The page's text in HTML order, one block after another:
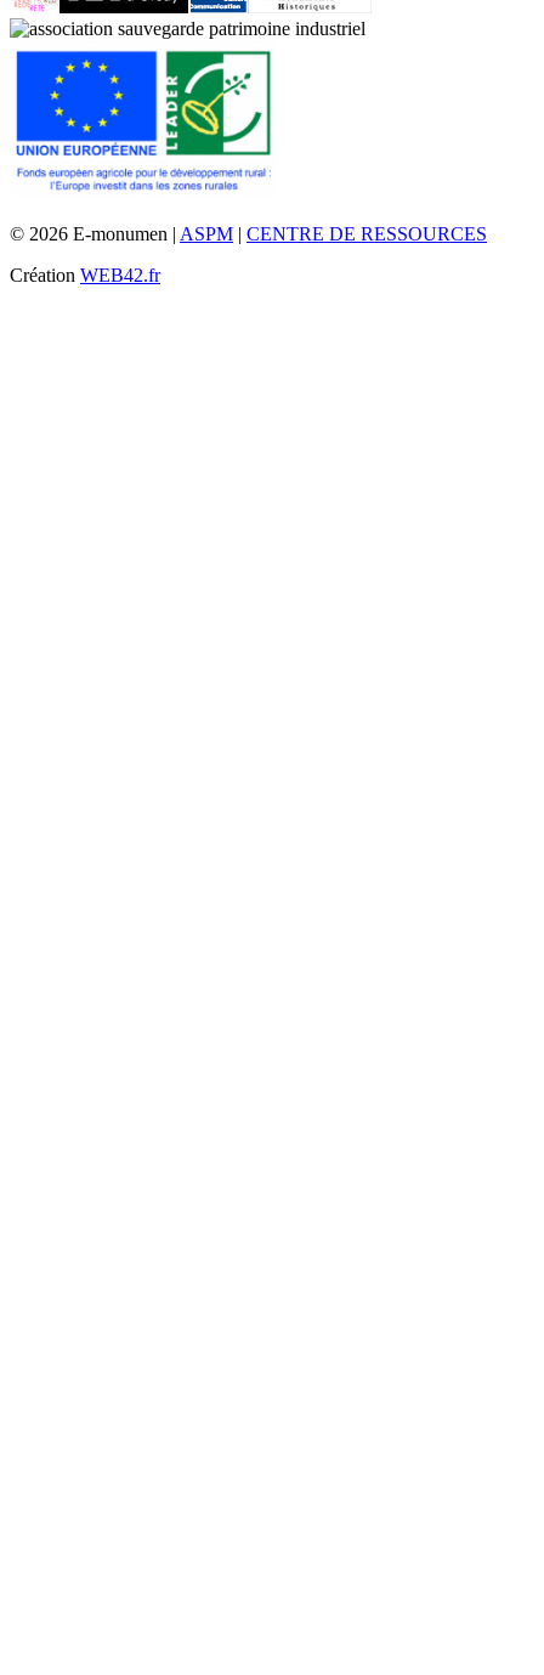
© 2026 E-monumen | ASPM | CENTRE DE RESSOURCES
Création WEB42.fr